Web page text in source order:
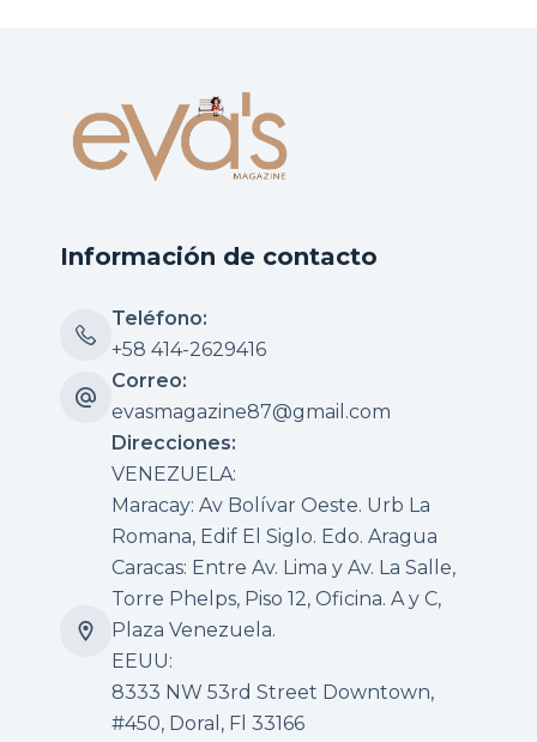
Información de contacto
Teléfono:
+58 414-2629416
Correo:
evasmagazine87@gmail.com
Direcciones:
VENEZUELA:
Maracay: Av Bolívar Oeste. Urb La
Romana, Edif El Siglo. Edo. Aragua
Caracas: Entre Av. Lima y Av. La Salle,
Torre Phelps, Piso 12, Oficina. A y C,
Plaza Venezuela.
EEUU:
8333 NW 53rd Street Downtown,
#450, Doral, Fl 33166